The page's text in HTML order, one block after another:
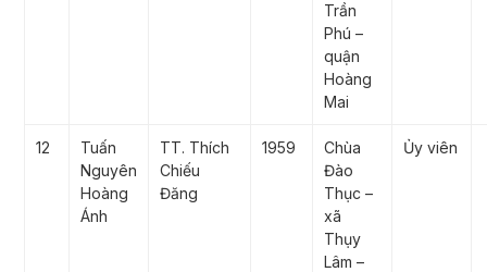
Trần
Phú –
quận
Hoàng
Mai
12
Tuấn
Nguyên
Hoàng
Ánh
TT. Thích
Chiếu
Đăng
1959
Chùa
Đào
Thục –
xã
Thụy
Lâm –
Ủy viên